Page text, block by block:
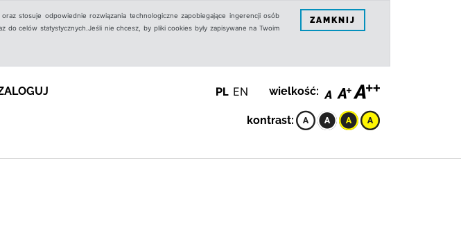
stosuje odpowiednie rozwiązania technologiczne zapobiegające ingerencji osób
celów statystycznych.Jeśli nie chcesz, by pliki cookies były zapisywane na Twoim
ZAMKNIJ
PL EN wielkość:
kontrast: